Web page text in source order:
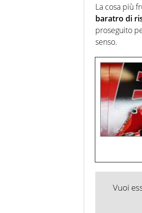
La cosa più
baratro di
proseguito
senso.
Vuoi